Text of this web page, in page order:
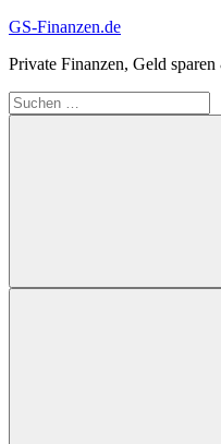
Zum
springen
GS-Finanzen.de
Private Finanzen, Geld
Suchen
nach: